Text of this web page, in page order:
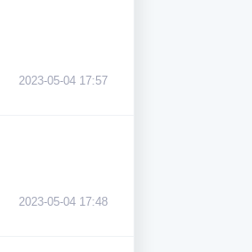
2023-05-04 17:57
2023-05-04 17:48